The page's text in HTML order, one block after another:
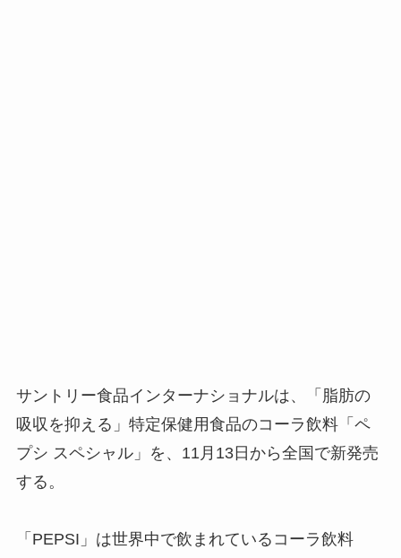
サントリー食品インターナショナルは、「脂肪の
吸収を抑える」特定保健用食品のコーラ飲料「ペ
プシ スペシャル」を、11月13日から全国で新発売
する。
「PEPSI」は世界中で飲まれているコーラ飲料